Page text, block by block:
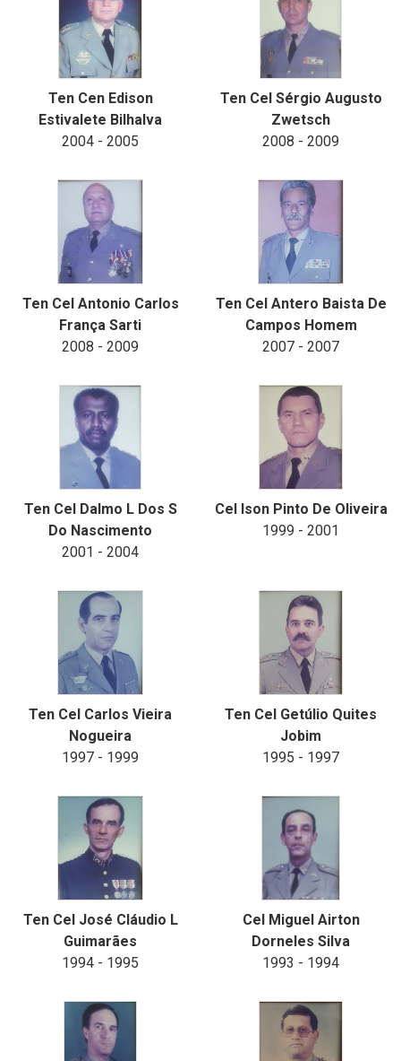
Ten Cen Edison
Estivalete Bilhalva
2004 - 2005
Ten Cel Sérgio Augusto
Zwetsch
2008 - 2009
Ten Cel Antonio Carlos
França Sarti
2008 - 2009
Ten Cel Antero Baista De
Campos Homem
2007 - 2007
Ten Cel Dalmo L Dos S
Do Nascimento
2001 - 2004
Cel lson Pinto De Oliveira
1999 - 2001
Ten Cel Carlos Vieira
Nogueira
1997 - 1999
Ten Cel Getúlio Quites
Jobim
1995 - 1997
Ten Cel José Cláudio L
Guimarães
1994 - 1995
Cel Miguel Airton
Dorneles Silva
1993 - 1994